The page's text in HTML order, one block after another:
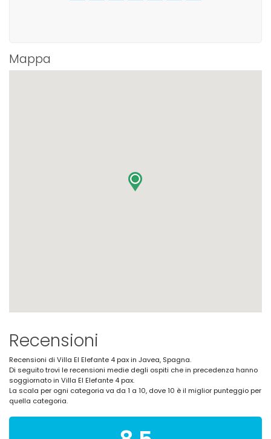
Mappa
Recensioni
Recensioni di Villa El Elefante 4 pax in Javea, Spagna.
Di seguito trovi le recensioni medie degli ospiti che in precedenza hanno
soggiornato in Villa El Elefante 4 pax.
La scala per ogni categoria va da 1 a 10, dove 10 è il miglior punteggio per
quella categoria.